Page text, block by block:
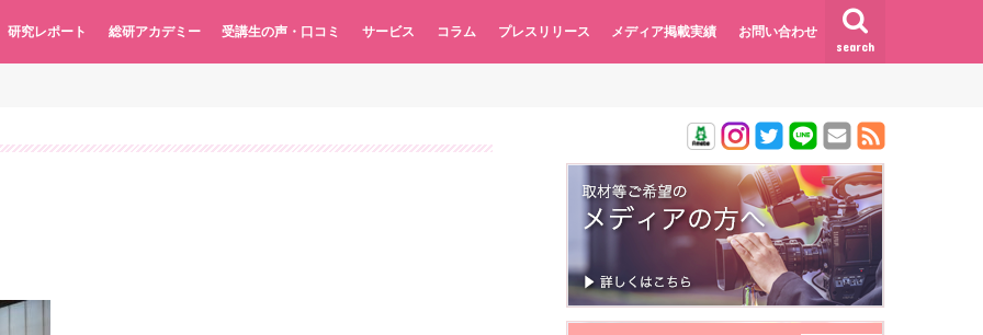
search
研究レポート 総研アカデミー 受講生の声・口コミ サービス コラム プレスリリース メディア掲載実績 お問い合わせ